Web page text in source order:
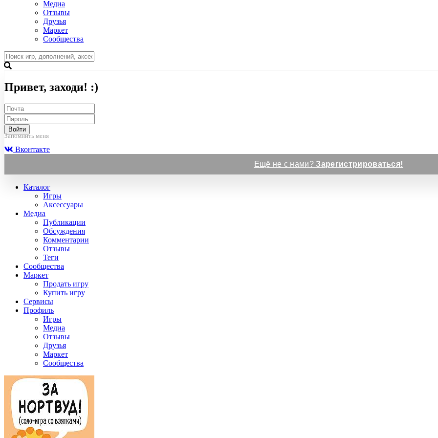
Медиа
Отзывы
Друзья
Маркет
Сообщества
Привет, заходи! :)
Войти
Запомнить меня
Вконтакте
Ещё не с нами?Зарегистрироваться!
Каталог
Игры
Аксессуары
Медиа
Публикации
Обсуждения
Комментарии
Отзывы
Теги
Сообщества
Маркет
Продать игру
Купить игру
Сервисы
Профиль
Игры
Медиа
Отзывы
Друзья
Маркет
Сообщества